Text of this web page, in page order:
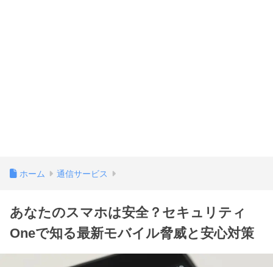
ホーム 通信サービス
あなたのスマホは安全？セキュリティ
Oneで知る最新モバイル脅威と安心対策